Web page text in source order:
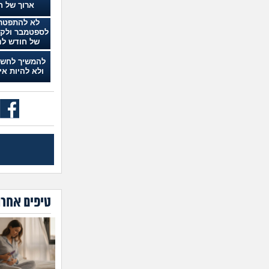
ארוך של
לא
לספטמבר
של חודש
להמשיך
ולא להיות
טיפים